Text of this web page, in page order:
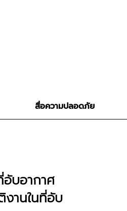
สื่อความปลอดภัย
บอากาศ
านในที่อับ